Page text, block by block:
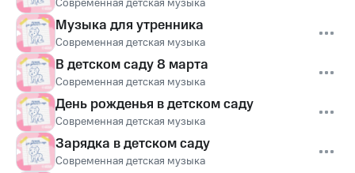
Современная детская музыка
Музыка для утренника
Современная детская музыка
В детском саду 8 марта
Современная детская музыка
День рожденья в детском саду
Современная детская музыка
Зарядка в детском саду
Современная детская музыка